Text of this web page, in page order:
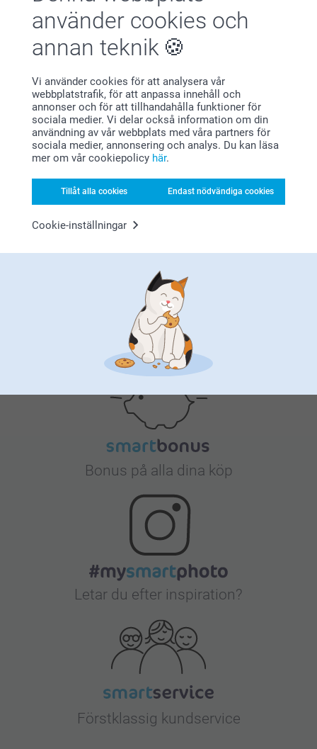
använder cookies och
annan teknik
Vi använder cookies för att analysera vår
webbplatstrafik, för att anpassa innehåll och
annonser och för att tillhandahålla funktioner för
sociala medier. Vi delar också information om din
användning av vår webbplats med våra partners för
sociala medier, annonsering och analys. Du kan läsa
mer om vår cookiepolicy här.
Tillåt alla cookies Endast nödvändiga cookies
Cookie-inställningar
(266 omdömen)
Gåvoset
Från 549,00
2 varianter
299,00
(5 omdömen)
Varför smartphoto
Nöjd kundgaranti
Bonus på alla dina köp
Letar du efter inspiration?
Förstklassig kundservice